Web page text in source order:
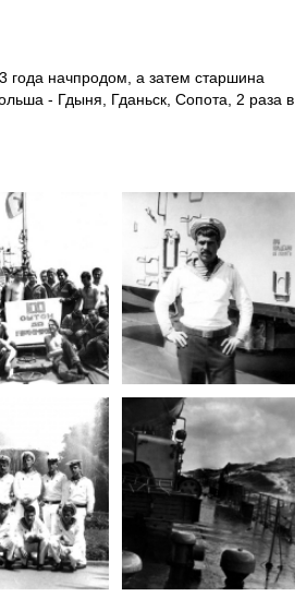
года начпродом, а затем старшина
- Гдыня, Гданьск, Сопота, 2 раза в